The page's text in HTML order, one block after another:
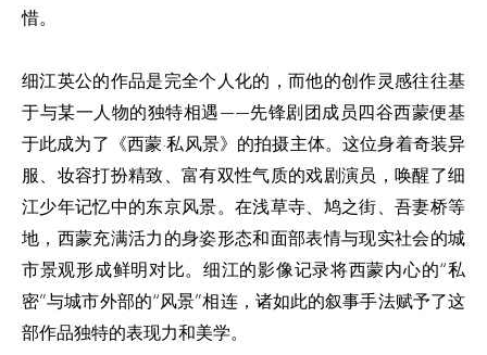
惜。
细江英公的作品是完全个人化的，而他的创作灵感往往基
于与某一人物的独特相遇——先锋剧团成员四谷西蒙便基
于此成为了《西蒙·私风景》的拍摄主体。这位身着奇装异
服、妆容打扮精致、富有双性气质的戏剧演员，唤醒了细
江少年记忆中的东京风景。在浅草寺、鸠之街、吾妻桥等
地，西蒙充满活力的身姿形态和面部表情与现实社会的城
市景观形成鲜明对比。细江的影像记录将西蒙内心的“私
密”与城市外部的“风景”相连，诸如此的叙事手法赋予了这
部作品独特的表现力和美学。